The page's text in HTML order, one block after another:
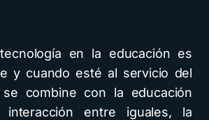
en la educación es
y cuando esté al servicio del
combine con la educación
interacción entre iguales, la